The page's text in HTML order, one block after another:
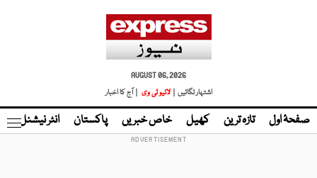
AUGUST 06, 2026
اشتہار لگائیں |
لائیو ٹی وی | آج کا اخبار
صفحۂ اول تازہ ترین کھیل خاص خبریں پاکستان انٹر نیشنل